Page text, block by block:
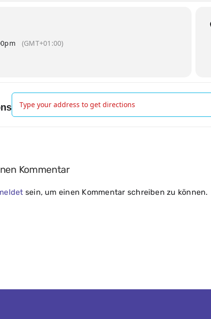
(GMT+01:00)
Address - Merciless Mosh Attack []
Kommentar
sein, um einen Kommentar schreiben zu können.